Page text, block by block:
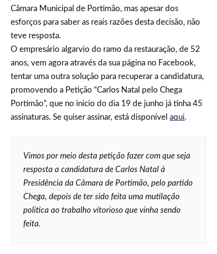
Câmara Municipal de Portimão, mas apesar dos
esforços para saber as reais razões desta decisão, não
teve resposta.
O empresário algarvio do ramo da restauração, de 52
anos, vem agora através da sua página no Facebook,
tentar uma outra solução para recuperar a candidatura,
promovendo a Petição “Carlos Natal pelo Chega
Portimão”, que no inicio do dia 19 de junho já tinha 45
assinaturas. Se quiser assinar, está disponívelaqui.
Vimos por meio desta petição fazer com que seja
resposta a candidatura de Carlos Natal à
Presidência da Câmara de Portimão, pelo partido
Chega, depois de ter sido feita uma mutilação
politica ao trabalho vitorioso que vinha sendo
feita.